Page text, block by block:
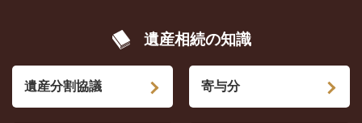
遺産相続の知識
遺産分割協議 寄与分